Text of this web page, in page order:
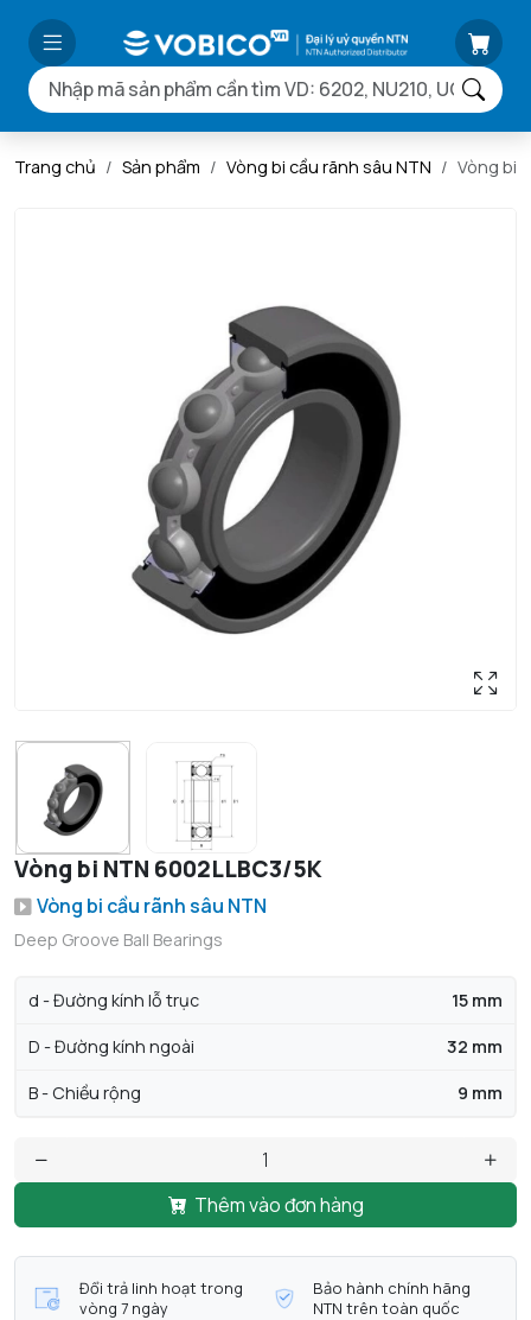
Trang chủ Sản phẩm Vòng bi cầu rãnh sâu NTN Vòng bi
Vòng bi NTN 6002LLBC3/5K
Vòng bi cầu rãnh sâu NTN
Deep Groove Ball Bearings
d - Đường kính lỗ trục 15 mm
D - Đường kính ngoài 32 mm
B - Chiều rộng 9 mm
Thêm vào đơn hàng
Đổi trả linh hoạt trong
vòng 7 ngày
Bảo hành chính hãng
NTN trên toàn quốc